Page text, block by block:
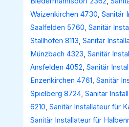
Waizenkirchen 4730,Sanitär
Saalfelden 5760,Sanitär
Stallhofen 8113,Sanitär
Münzbach 4323,Sanitär
Ansfelden 4052,Sanitär
Enzenkirchen 4761,Sanitär
Spielberg 8724,Sanitär
6210,Sanitär Installateur für
Sanitär Installateur für